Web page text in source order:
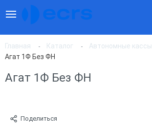
Главная Каталог
Автономные кассы
Агат 1Ф Без ФН
Агат 1Ф Без ФН
Поделиться